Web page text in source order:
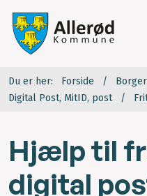
Du er her: Forside Borger
Digital Post, MitID, post
Hjælp til
digital